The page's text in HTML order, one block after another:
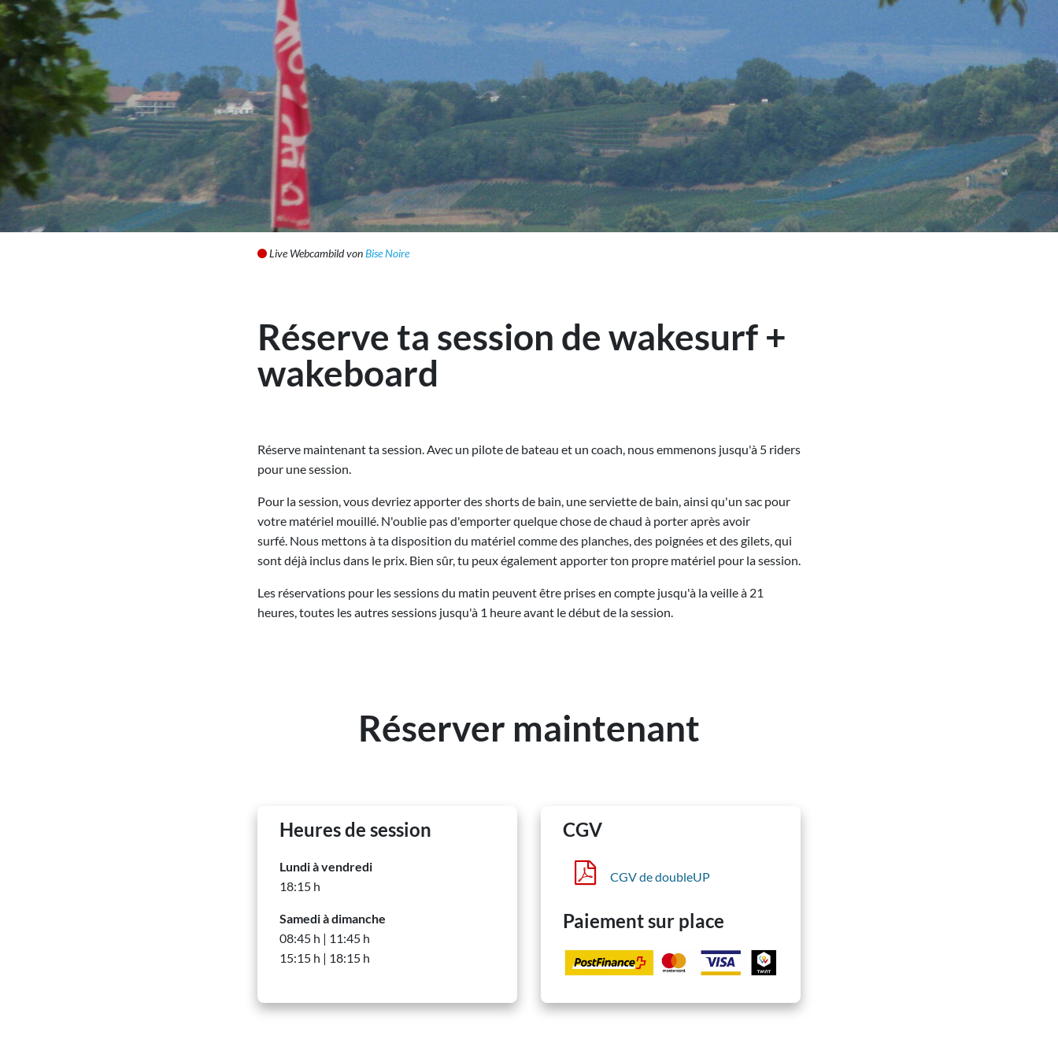
Live Webcambild vonBise Noire
Réserve ta session de wakesurf +
wakeboard
Réserve maintenant ta session. Avec un pilote de bateau et un coach, nous emmenons jusqu'à 5 riders
pour une session.
Pour la session, vous devriez apporter des shorts de bain, une serviette de bain, ainsi qu'un sac pour
votre matériel mouillé. N'oublie pas d'emporter quelque chose de chaud à porter après avoir
surfé. Nous mettons à ta disposition du matériel comme des planches, des poignées et des gilets, qui
sont déjà inclus dans le prix. Bien sûr, tu peux également apporter ton propre matériel pour la session.
Les réservations pour les sessions du matin peuvent être prises en compte jusqu'à la veille à 21
heures, toutes les autres sessions jusqu'à 1 heure avant le début de la session.
Réserver maintenant
Heures de session
Lundi à vendredi
18:15 h
Samedi à dimanche
08:45 h | 11:45 h
15:15 h | 18:15 h
CGV
CGV de doubleUP
Paiement sur place